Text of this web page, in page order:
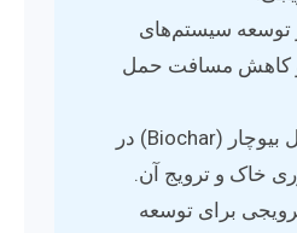
توسعه سیستم‌های
کاهش مسافت حمل
ارزیابی پتانسیل بیوچار (Biochar) در
خاک و ترویج آن.
برای توسعه